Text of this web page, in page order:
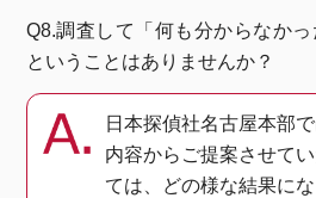
Q8.調査して「何も分からなかっ
ということはありませんか？
日本探偵社名古屋本部
内容からご提案させて
ては、どの様な結果に